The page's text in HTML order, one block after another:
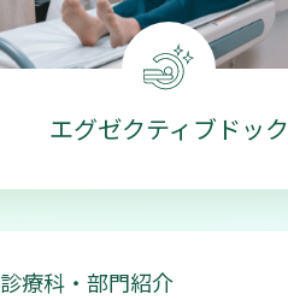
エグゼクティブドック
診療科・部門紹介